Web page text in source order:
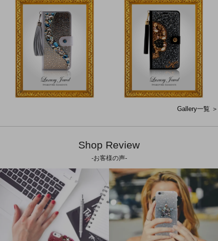
Gallery一覧 ＞
Shop Review
-お客様の声-